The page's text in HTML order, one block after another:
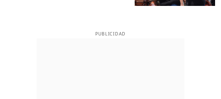
PUBLICIDAD